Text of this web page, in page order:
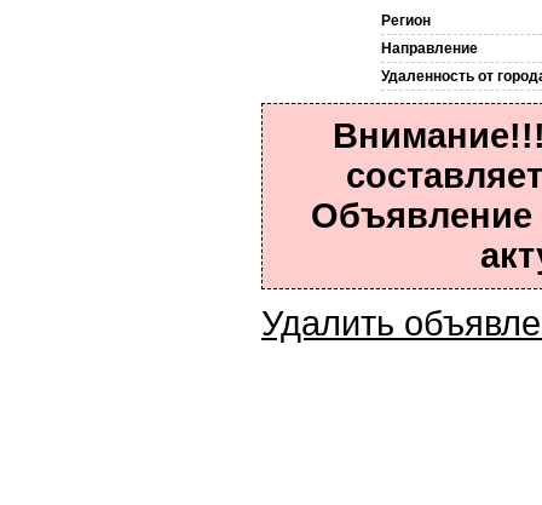
Регион
Направление
Удаленность от
Объявление
Удалить